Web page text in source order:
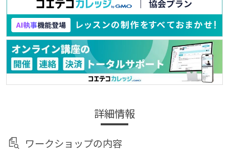
詳細情報
ワークショップの内容